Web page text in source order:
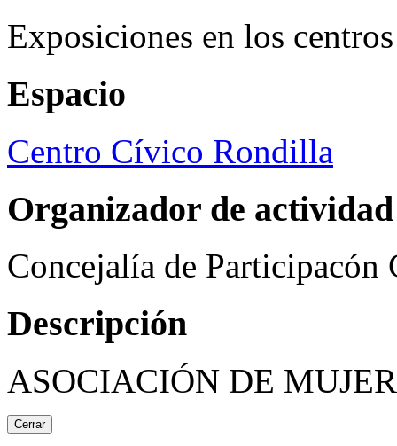
Exposiciones en los
Espacio
Centro Cívico Rondilla
Organizador de actividad
Concejalía de Participacón
Descripción
ASOCIACIÓN DE
Cerrar